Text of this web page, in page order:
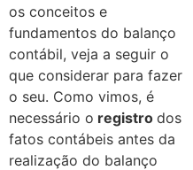
os conceitos e
fundamentos do balanço
contábil, veja a seguir o
que considerar para fazer
o seu. Como vimos, é
necessário o registro dos
fatos contábeis antes da
realização do balanço